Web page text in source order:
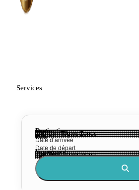
Services
Destination
Date
Voyageurs